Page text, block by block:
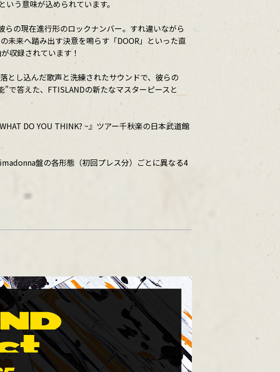
う意味が込められています。
らの現在進行形のロックナンバー。すれ違いながら
未来へ踏み出す決意を鳴らす「DOOR」といった直
収録されています！
とし込んだ歌声と洗練されたサウンドで、彼らの
”で答えた、FTISLANDの新たなマスターピースと
DO YOU THINK? ~』ツアー千秋楽の日本武道館
盤の各形態（初回プレス分）ごとに異なる4